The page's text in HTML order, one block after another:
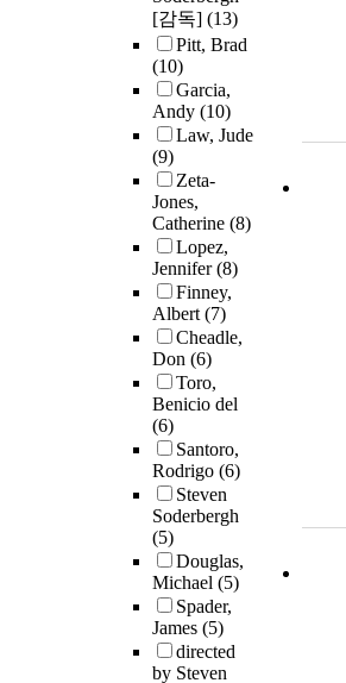
[감독] (13)
Pitt, Brad
(10)
Garcia,
Andy (10)
Law, Jude
(9)
Zeta-
Jones,
Catherine (8)
Lopez,
Jennifer(8)
Finney,
Albert(7)
Cheadle,
Don (6)
Toro,
Benicio del
(6)
Santoro,
Rodrigo (6)
Steven
Soderbergh
(5)
Douglas,
Michael (5)
Spader,
James (5)
directed
by Steven